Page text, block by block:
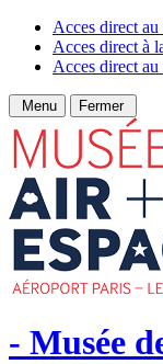
Acces direct au
Acces direct à
Acces direct au
Menu Fermer
- Musée